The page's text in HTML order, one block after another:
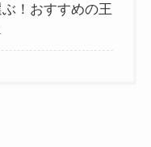
！おすすめの王